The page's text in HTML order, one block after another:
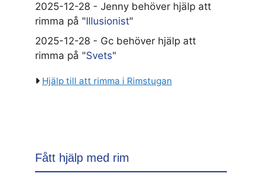
2025-12-28 - Jenny behöver hjälp att
rimma på "Illusionist"
2025-12-28 - Gc behöver hjälp att
rimma på "Svets"
Hjälp till att rimma i Rimstugan
Fått hjälp med rim